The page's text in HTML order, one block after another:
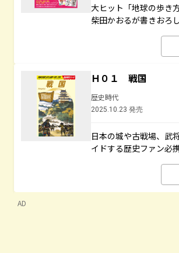
大ヒット「地球の歩き
柴田かおるが書きおろ
Ｈ０１ 戦国
歴史時代
2025.10.23 発売
日本の城や古戦場、武
イドする歴史ファン必
AD